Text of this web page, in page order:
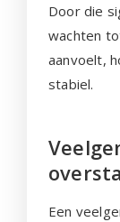
Door die
wachten
aanvoelt,
stabiel.
Een